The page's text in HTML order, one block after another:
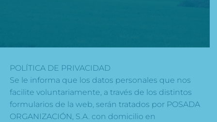
POLÍTICA DE PRIVACIDAD
Se le informa que los datos personales que nos
facilite voluntariamente, a través de los distintos
formularios de la web, serán tratados por POSADA
ORGANIZACIÓN, S.A. con domicilio en